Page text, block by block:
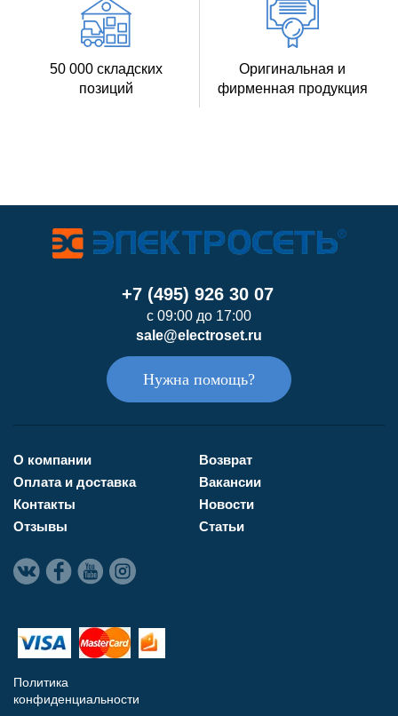
50 000 складских
позиций
Оригинальная и
фирменная продукция
+7 (495) 926 30 07
с 09:00 до 17:00
sale@electroset.ru
Нужна помощь?
О компании
Оплата и доставка
Контакты
Отзывы
Возврат
Вакансии
Новости
Статьи
Политика
конфиденциальности